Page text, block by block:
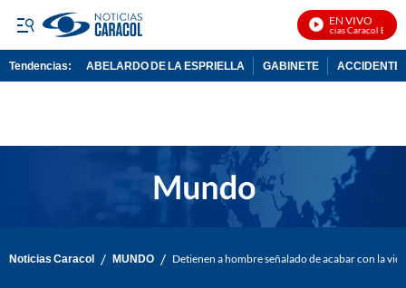
EN VIVO
Noticias Caracol En Vivo
Tendencias: ABELARDO DE LA ESPRIELLA GABINETE ACCIDENTE
Noticias Caracol / MUNDO / Detienen a hombre señalado de acabar con la